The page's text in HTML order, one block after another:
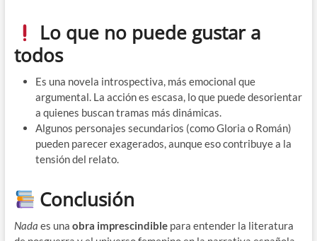
Lo que no puede gustar a
todos
Es una novela introspectiva, más emocional que
argumental. La acción es escasa, lo que puede desorientar
a quienes buscan tramas más dinámicas.
Algunos personajes secundarios (como Gloria o Román)
pueden parecer exagerados, aunque eso contribuye a la
tensión del relato.
Conclusión
Nada es una obra imprescindiblepara entender la literatura